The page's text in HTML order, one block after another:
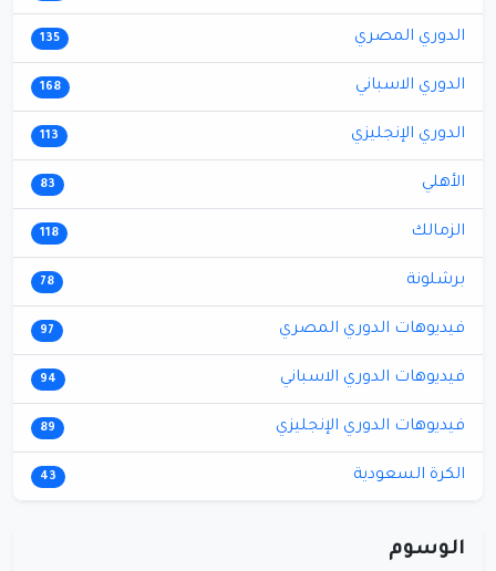
الدوري المصري 135
الدوري الاسباني 168
الدوري الإنجليزي 113
الأهلي 83
الزمالك 118
برشلونة 78
فيديوهات الدوري المصري 97
فيديوهات الدوري الاسباني 94
فيديوهات الدوري الإنجليزي 89
الكرة السعودية 43
الوسوم